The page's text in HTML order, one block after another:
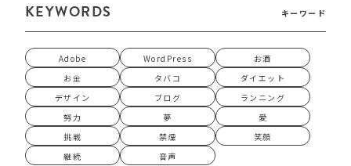
KEYWORDS キーワード
Adobe WordPress
お酒
お金
タバコ
ダイエット
デザイン
ブログ
ランニング
努力
夢
愛
挑戦
禁煙
笑顔
継続
音声